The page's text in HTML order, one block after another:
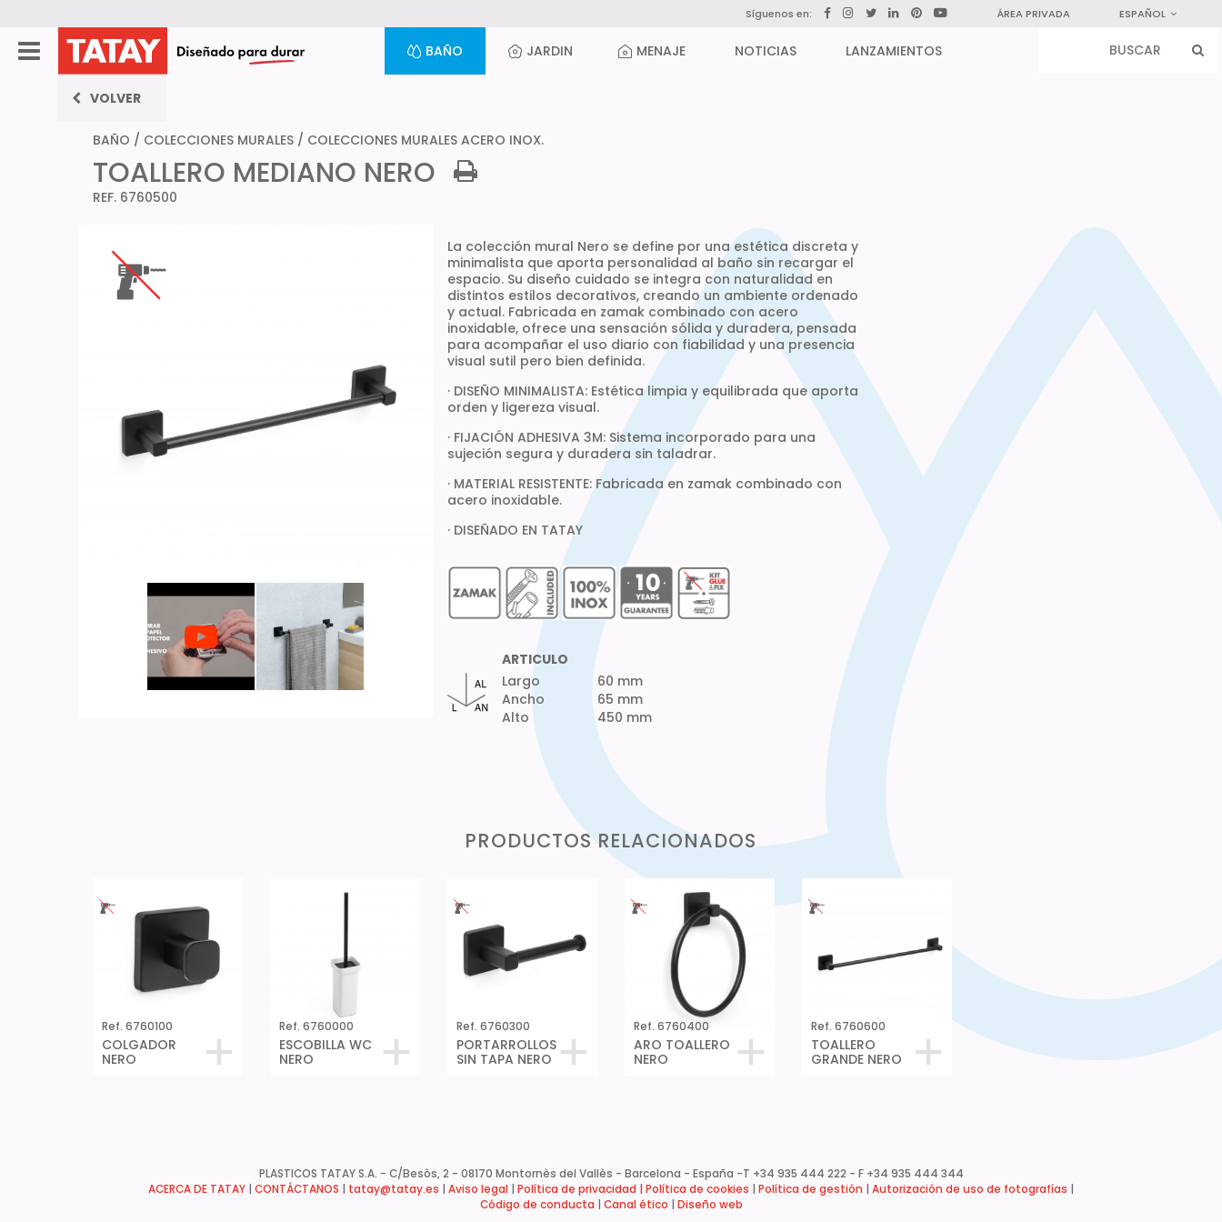
Síguenos en: ÁREA PRIVADA ESPAÑOL
BAÑO JARDIN MENAJE NOTICIAS LANZAMIENTOS
VOLVER
BAÑO / COLECCIONES MURALES / COLECCIONES MURALES ACERO INOX.
TOALLERO MEDIANO NERO
REF. 6760500
La colección mural Nero se define por una estética discreta y
minimalista que aporta personalidad al baño sin recargar el
espacio. Su diseño cuidado se integra con naturalidad en
distintos estilos decorativos, creando un ambiente ordenado
y actual. Fabricada en zamak combinado con acero
inoxidable, ofrece una sensación sólida y duradera, pensada
para acompañar el uso diario con fiabilidad y una presencia
visual sutil pero bien definida.
· DISEÑO MINIMALISTA: Estética limpia y equilibrada que aporta
orden y ligereza visual.
· FIJACIÓN ADHESIVA 3M: Sistema incorporado para una
sujeción segura y duradera sin taladrar.
· MATERIAL RESISTENTE: Fabricada en zamak combinado con
acero inoxidable.
· DISEÑADO EN TATAY
ARTICULO
Largo
Ancho
Alto
60 mm
65 mm
450 mm
PRODUCTOS RELACIONADOS
Ref. 6760100
COLGADOR
NERO
Ref. 6760000
ESCOBILLA WC
NERO
Ref. 6760300
PORTARROLLOS
SIN TAPA NERO
Ref. 6760400
ARO TOALLERO
NERO
Ref. 6760600
TOALLERO
GRANDE NERO
PLASTICOS TATAY S.A. - C/Besòs, 2 - 08170 Montornès del Vallès - Barcelona - España -T +34 935 444 222 - F +34 935 444 344
ACERCA DE TATAY
CONTÁCTANOS tatay@tatay.es Aviso legal Política de privacidad | Política de cookies Política de gestión Autorización de uso de fotografías
Código de conducta
Canal ético Diseño web